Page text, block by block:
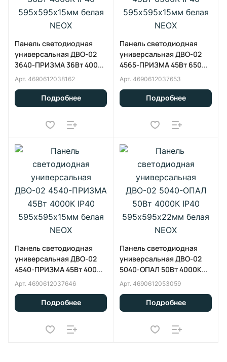
Панель светодиодная
универсальная ДВО-02
3640-ПРИЗМА 36Вт 4000К
IP40 595х595х15мм белая
NEOX
Арт. 4690612038162
Подробнее
Панель светодиодная
универсальная ДВО-02
4565-ПРИЗМА 45Вт 6500K
IP40 595х595х15мм белая
NEOX
Арт. 4690612037653
Подробнее
Панель светодиодная
универсальная ДВО-02
4540-ПРИЗМА 45Вт 4000К
IP40 595х595х15мм белая
NEOX
Арт. 4690612037646
Подробнее
Панель светодиодная
универсальная ДВО-02
5040-ОПАЛ 50Вт 4000К
IP40 595х595х22мм белая
NEOX
Арт. 4690612053059
Подробнее